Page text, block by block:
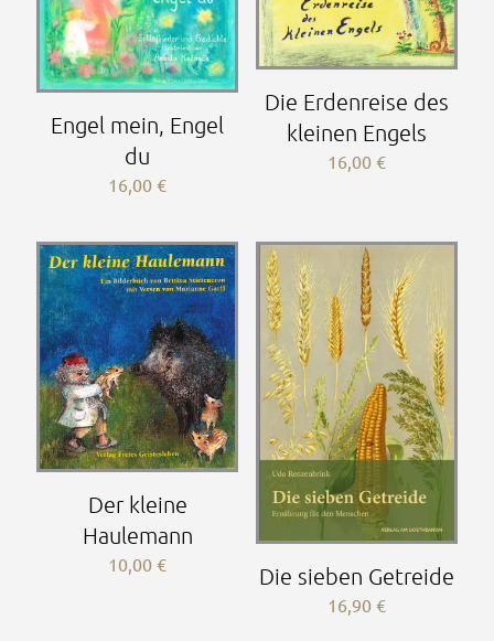
Engel mein, Engel
du
16,00€
Die Erdenreise des
kleinen Engels
16,00 €
Der kleine
Haulemann
10,00€ Die sieben Getreide
16,90 €